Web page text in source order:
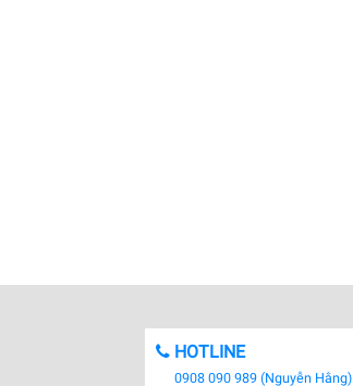
HOTLINE
0908 090 989 (Nguyễn Hằng)